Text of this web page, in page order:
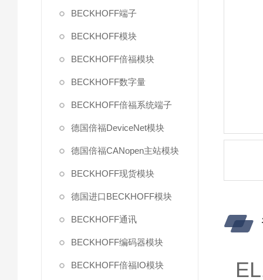
BECKHOFF端子
BECKHOFF模块
BECKHOFF倍福模块
BECKHOFF数字量
BECKHOFF倍福系统端子
德国倍福DeviceNet模块
德国倍福CANopen主站模块
BECKHOFF现货模块
德国进口BECKHOFF模块
BECKHOFF通讯
BECKHOFF编码器模块
BECKHOFF倍福IO模块